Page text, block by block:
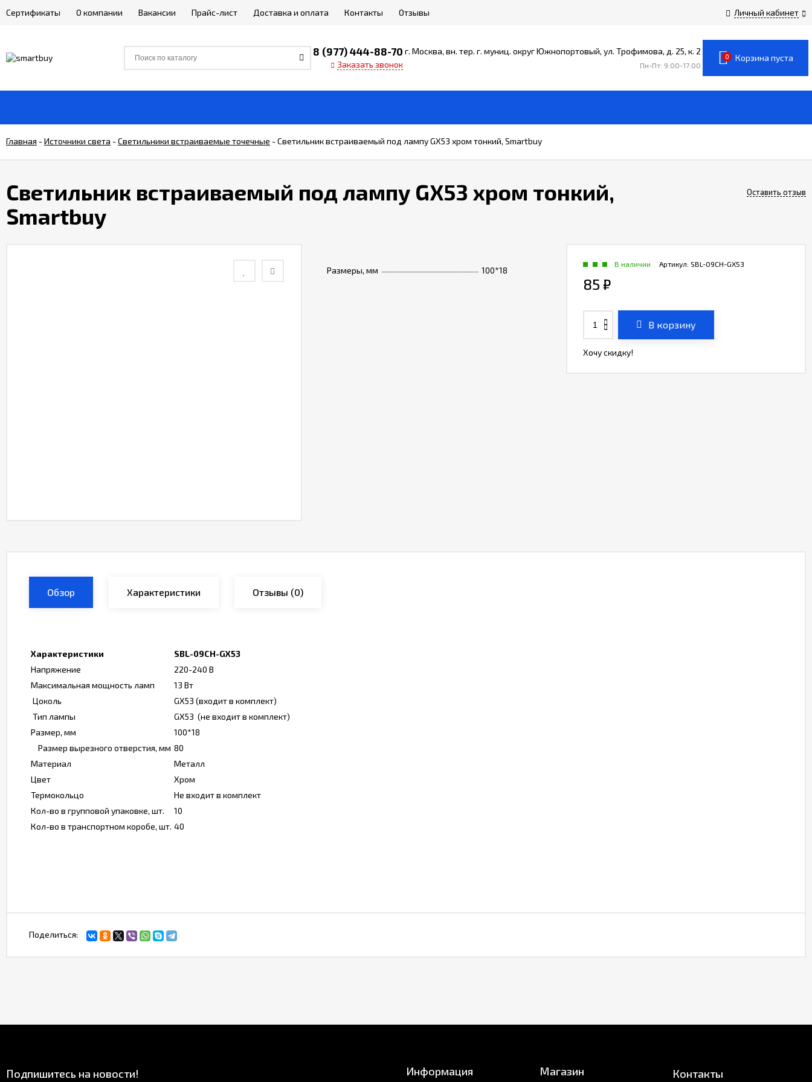
Личный кабинет
Сертификаты О компании Вакансии Прайс-лист Доставка и оплата Контакты Отзывы
8 (977) 444-88-70
Заказать звонок
г. Москва, вн. тер. г. муниц. округ Южнопортовый, ул. Трофимова, д. 25, к. 2
Пн-Пт: 9:00-17:00
0 Корзина пуста
Главная -Источники света -Светильники встраиваемые точечные -Светильник встраиваемый под лампу GX53 хром тонкий, Smartbuy
Светильник встраиваемый под лампу GX53 хром тонкий,
Smartbuy
Оставить отзыв
Размеры, мм 100*18
Артикул: SBL-09CH-GX53
В наличии
85 ₽
В корзину
Хочу скидку!
Обзор Характеристики Отзывы (0)
Характеристики
SBL-09CH-GX53
Напряжение
220-240 В
Максимальная мощность ламп
13 Вт
Цоколь
GX53 (входит в комплект)
Тип лампы
GX53 (не входит в комплект)
Размер, мм
100*18
Размер вырезного отверстия, мм 80
Материал
Металл
Цвет
Хром
Термокольцо
Не входит в комплект
Кол-во в групповой упаковке, шт.
10
Кол-во в транспортном коробе, шт. 40
Поделиться:
Подпишитесь на новости! Информация Магазин Контакты